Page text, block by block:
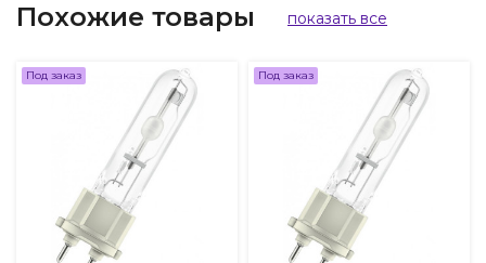
Похожие товары показать все
Под заказ Под заказ